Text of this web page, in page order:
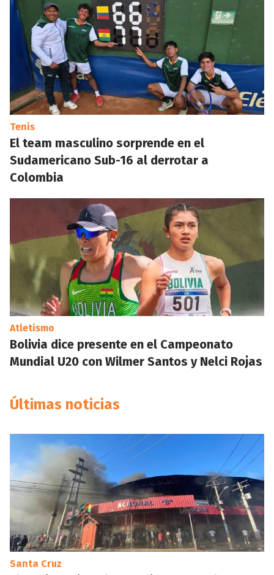
Tenis
El team masculino sorprende en el
Sudamericano Sub-16 al derrotar a
Colombia
Atletismo
Bolivia dice presente en el Campeonato
Mundial U20 con Wilmer Santos y Nelci Rojas
Últimas noticias
Santa Cruz